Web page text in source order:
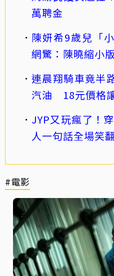
萬聘金
陳妍希9歲兒「
網驚：陳曉縮小版
連晨翔騎車竟半
汽油 18元價格
JYP又玩瘋了！
人一句話全場笑翻
#電影